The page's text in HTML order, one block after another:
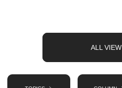
ALL VIEW